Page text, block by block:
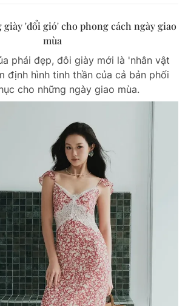
giày 'đổi gió' cho phong cách ngày giao
mùa
phái đẹp, đôi giày mới là 'nhân vật
định hình tinh thần của cả bản phối
cho những ngày giao mùa.